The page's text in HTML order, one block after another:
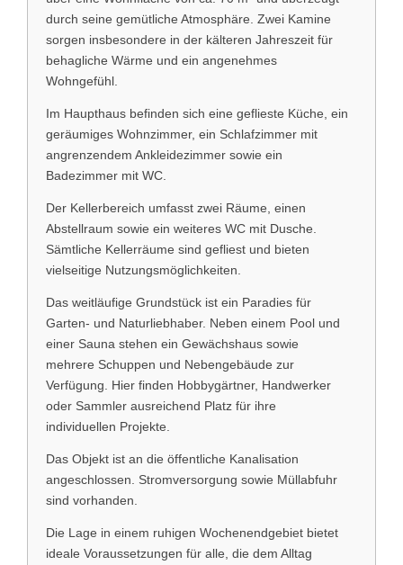
durch seine gemütliche Atmosphäre. Zwei Kamine
sorgen insbesondere in der kälteren Jahreszeit für
behagliche Wärme und ein angenehmes
Wohngefühl.
Im Haupthaus befinden sich eine geflieste Küche, ein
geräumiges Wohnzimmer, ein Schlafzimmer mit
angrenzendem Ankleidezimmer sowie ein
Badezimmer mit WC.
Der Kellerbereich umfasst zwei Räume, einen
Abstellraum sowie ein weiteres WC mit Dusche.
Sämtliche Kellerräume sind gefliest und bieten
vielseitige Nutzungsmöglichkeiten.
Das weitläufige Grundstück ist ein Paradies für
Garten- und Naturliebhaber. Neben einem Pool und
einer Sauna stehen ein Gewächshaus sowie
mehrere Schuppen und Nebengebäude zur
Verfügung. Hier finden Hobbygärtner, Handwerker
oder Sammler ausreichend Platz für ihre
individuellen Projekte.
Das Objekt ist an die öffentliche Kanalisation
angeschlossen. Stromversorgung sowie Müllabfuhr
sind vorhanden.
Die Lage in einem ruhigen Wochenendgebiet bietet
ideale Voraussetzungen für alle, die dem Alltag